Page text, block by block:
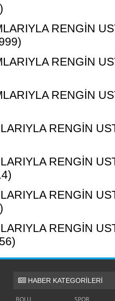
RENGİN
RENGİN
RENGİN
RENGİN
RENGİN
RENGİN
RENGİN
HABER KATEGORİLERİ
BOLU SPOR